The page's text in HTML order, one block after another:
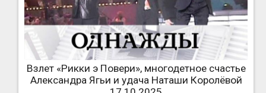
Взлет «Рикки э Повери», многодетное счастье
Александра Ягьи и удача Наташи Королёвой